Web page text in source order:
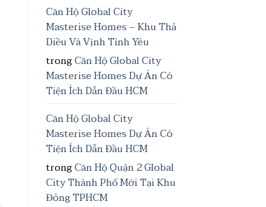
Căn Hộ Global City
Masterise Homes – Khu Thả
Diều Và Vịnh Tình Yêu
trongCăn Hộ Global City
Masterise Homes Dự Án Có
Tiện Ích Dẫn Đầu HCM
Căn Hộ Global City
Masterise Homes Dự Án Có
Tiện Ích Dẫn Đầu HCM
trongCăn Hộ Quận 2 Global
City Thành Phố Mới Tại Khu
Đông TPHCM